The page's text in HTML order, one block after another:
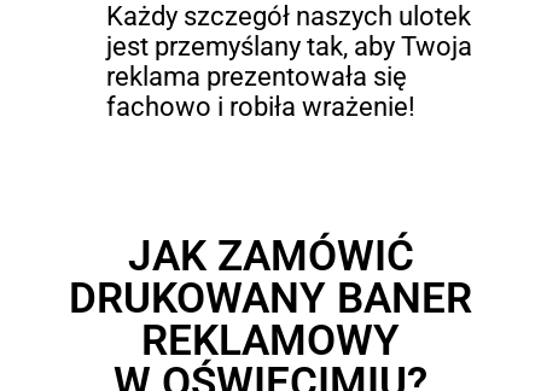
Każdy szczegół naszych ulotek
jest przemyślany tak, aby Twoja
reklama prezentowała się
fachowo i robiła wrażenie!
JAK ZAMÓWIĆ
DRUKOWANY BANER
REKLAMOWY